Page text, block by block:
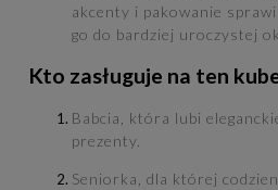
akcenty i pakowanie
go do bardziej uroczystej
Kto zasługuje na ten
Babcia, która lubi
prezenty.
Seniorka, dla której